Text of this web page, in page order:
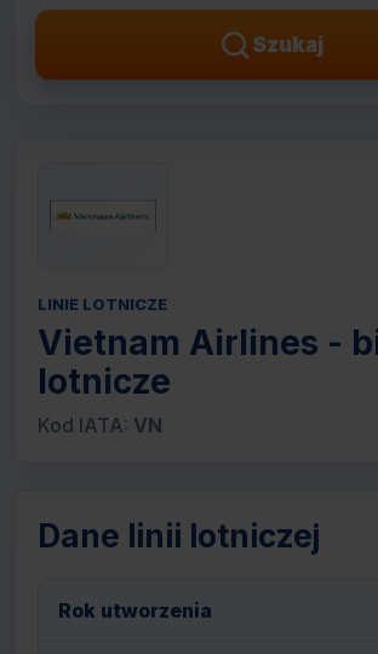
Szukaj
LINIE LOTNICZE
Vietnam Airlines -
lotnicze
Kod IATA: VN
Dane linii lotniczej
Rok utworzenia